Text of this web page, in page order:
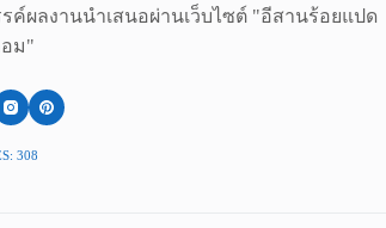
ค์ผลงานนำเสนอผ่านเว็บไซต์ "อีสานร้อยแปด
ม"
308